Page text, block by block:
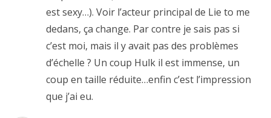
est sexy…). Voir l’acteur principal de Lie to me
dedans, ça change. Par contre je sais pas si
c’est moi, mais il y avait pas des problèmes
d’échelle ? Un coup Hulk il est immense, un
coup en taille réduite…enfin c’est l’impression
que j’ai eu.